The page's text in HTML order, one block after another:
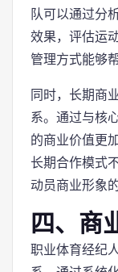
队可以通过分
效果，评估运
管理方式能够
同时，长期商
系。通过与核
的商业价值更
长期合作模式
动员商业形象
四、商
职业体育经纪